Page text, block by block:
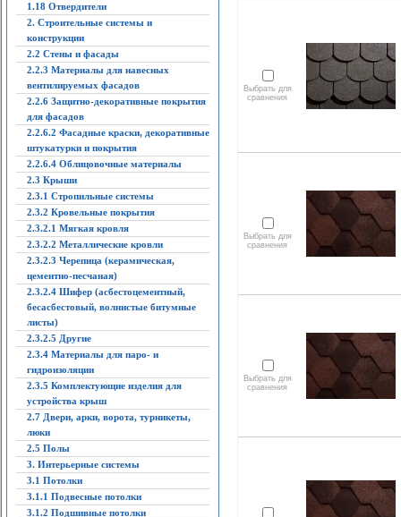
1.18 Отвердители
2. Строительные системы и
конструкции
2.2 Стены и фасады
2.2.3 Материалы для навесных
вентилируемых фасадов
2.2.6 Защитно-декоративные покрытия
для фасадов
2.2.6.2 Фасадные краски, декоративные
штукатурки и покрытия
2.2.6.4 Облицовочные материалы
2.3 Крыши
2.3.1 Стропильные системы
2.3.2 Кровельные покрытия
2.3.2.1 Мягкая кровля
2.3.2.2 Металлические кровли
2.3.2.3 Черепица (керамическая,
цементно-песчаная)
2.3.2.4 Шифер (асбестоцементный,
бесасбестовый, волнистые битумные
листы)
2.3.2.5 Другие
2.3.4 Материалы для паро- и
гидроизоляции
2.3.5 Комплектующие изделия для
устройства крыш
2.7 Двери, арки, ворота, турникеты,
люки
2.5 Полы
3. Интерьерные системы
3.1 Потолки
3.1.1 Подвесные потолки
3.1.2 Подшивные потолки
Выбрать для
сравнения
Выбрать для
сравнения
Выбрать для
сравнения